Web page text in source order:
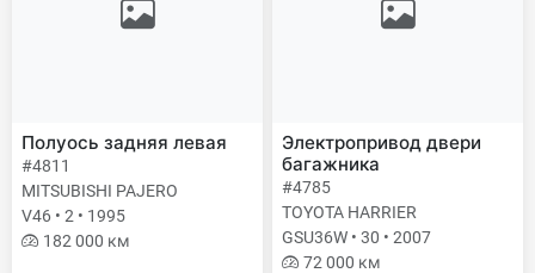
Полуось задняя левая
#4811
MITSUBISHI PAJERO
V46 • 2 • 1995
182 000 км
Электропривод двери
багажника
#4785
TOYOTA HARRIER
GSU36W • 30 • 2007
72 000 км